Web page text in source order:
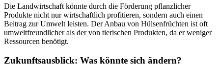
Die Landwirtschaft könnte durch die Förderung pflanzlicher
Produkte nicht nur wirtschaftlich profitieren, sondern auch einen
Beitrag zur Umwelt leisten. Der Anbau von Hülsenfrüchten ist oft
umweltfreundlicher als der von tierischen Produkten, da er weniger
Ressourcen benötigt.
Zukunftsausblick: Was könnte sich ändern?